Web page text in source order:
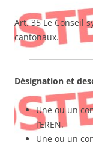
Art. 35 Le Conseil
cantonaux.
Désignation et
Une ou un
l’EREN.
Une ou un